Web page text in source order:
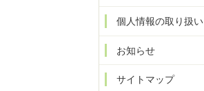
個人情報の取り扱い
お知らせ
サイトマップ